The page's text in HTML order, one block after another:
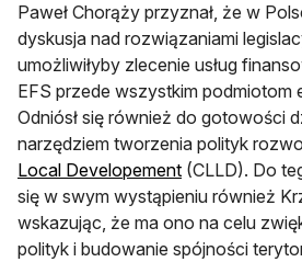
Paweł Chorąży przyznał, że w
dyskusja nad rozwiązaniami
umożliwiłyby zlecenie usług
EFS przede wszystkim podmiotom
Odniósł się również do gotowości
narzędziem tworzenia polityk
Local Developement (CLLD). Do
się w swym wystąpieniu również
wskazując, że ma ono na celu
polityk i budowanie spójności